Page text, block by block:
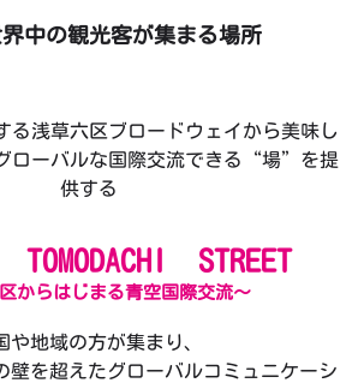
中の観光客が集まる場所
る浅草六区ブロードウェイから美味し
ローバルな国際交流できる“場”を提
供する
TOMODACHI STREET
からはじまる青空国際交流～
や地域の方が集まり、
壁を超えたグローバルコミュニケーシ